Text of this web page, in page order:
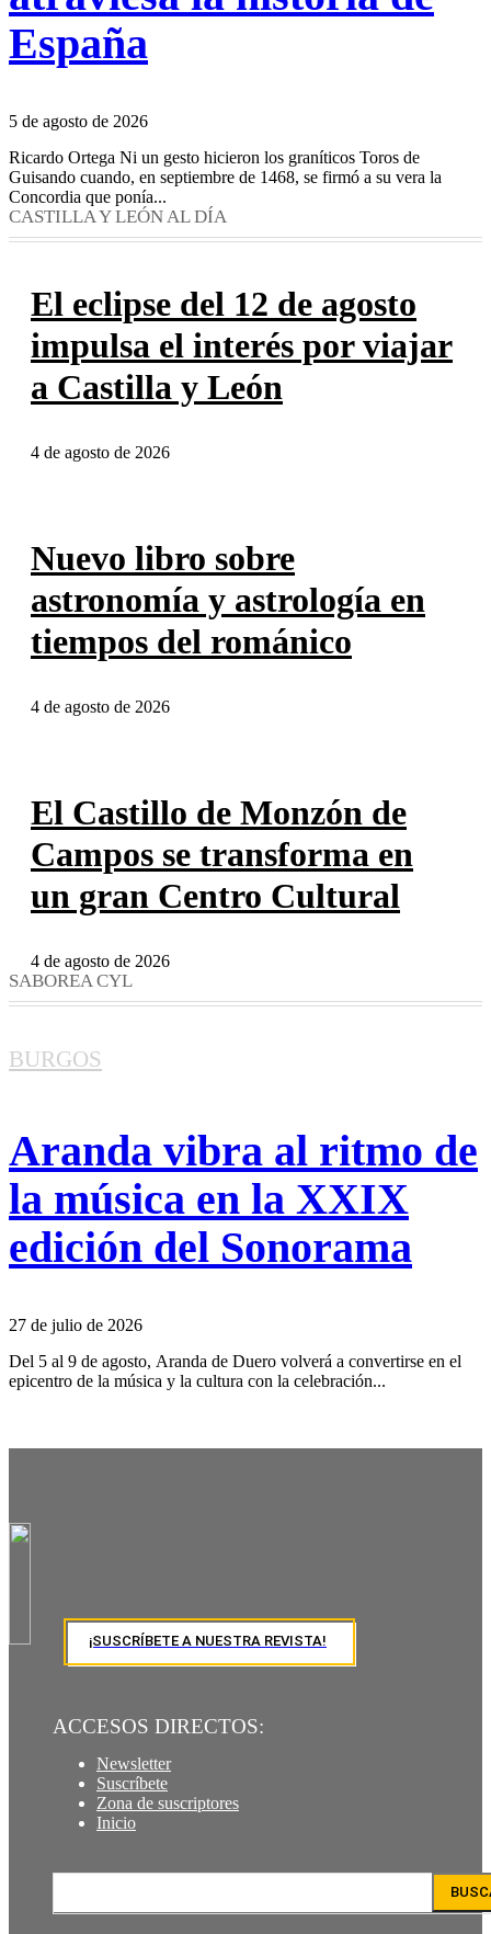
España
5 de agosto de 2026
Ricardo Ortega Ni un gesto hicieron los graníticos Toros de
Guisando cuando, en septiembre de 1468, se firmó a su vera la
Concordia que ponía...
CASTILLA Y LEÓN AL DÍA
El eclipse del 12 de agosto
impulsa el interés por viajar
a Castilla y León
4 de agosto de 2026
Nuevo libro sobre
astronomía y astrología en
tiempos del románico
4 de agosto de 2026
El Castillo de Monzón de
Campos se transforma en
un gran Centro Cultural
4 de agosto de 2026
SABOREA CYL
BURGOS
Aranda vibra al ritmo de
la música en la XXIX
edición del Sonorama
27 de julio de 2026
Del 5 al 9 de agosto, Aranda de Duero volverá a convertirse en el
epicentro de la música y la cultura con la celebración...
¡SUSCRÍBETE A NUESTRA REVISTA!
ACCESOS DIRECTOS:
Newsletter
Suscríbete
Zona de suscriptores
Inicio